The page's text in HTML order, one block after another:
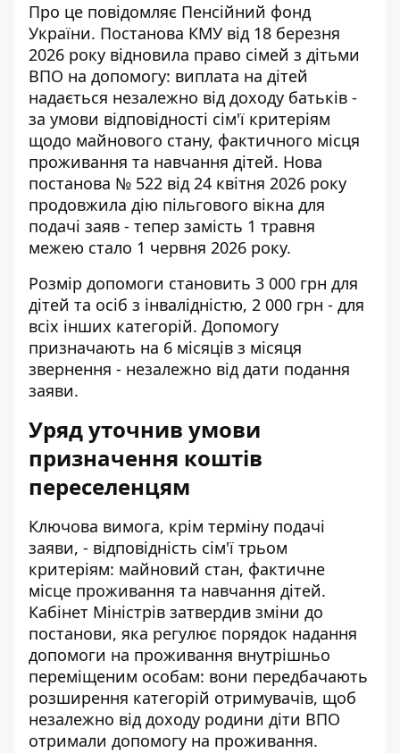
Про це повідомляє Пенсійний фонд
України. Постанова КМУ від 18 березня
2026 року відновила право сімей з дітьми
ВПО на допомогу: виплата на дітей
надається незалежно від доходу батьків -
за умови відповідності сім'ї критеріям
щодо майнового стану, фактичного місця
проживання та навчання дітей. Нова
постанова № 522 від 24 квітня 2026 року
продовжила дію пільгового вікна для
подачі заяв - тепер замість 1 травня
межею стало 1 червня 2026 року.
Розмір допомоги становить 3 000 грн для
дітей та осіб з інвалідністю, 2 000 грн - для
всіх інших категорій. Допомогу
призначають на 6 місяців з місяця
звернення - незалежно від дати подання
заяви.
Уряд уточнив умови
призначення коштів
переселенцям
Ключова вимога, крім терміну подачі
заяви, - відповідність сім'ї трьом
критеріям: майновий стан, фактичне
місце проживання та навчання дітей.
Кабінет Міністрів затвердив зміни до
постанови, яка регулює порядок надання
допомоги на проживання внутрішньо
переміщеним особам: вони передбачають
розширення категорій отримувачів, щоб
незалежно від доходу родини діти ВПО
отримали допомогу на проживання.